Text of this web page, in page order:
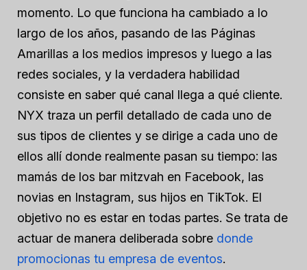
momento. Lo que funciona ha cambiado a lo
largo de los años, pasando de las Páginas
Amarillas a los medios impresos y luego a las
redes sociales, y la verdadera habilidad
consiste en saber qué canal llega a qué cliente.
NYX traza un perfil detallado de cada uno de
sus tipos de clientes y se dirige a cada uno de
ellos allí donde realmente pasan su tiempo: las
mamás de los bar mitzvah en Facebook, las
novias en Instagram, sus hijos en TikTok. El
objetivo no es estar en todas partes. Se trata de
actuar de manera deliberada sobre donde
promocionas tu empresa de eventos.